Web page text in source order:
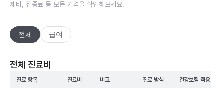
제비, 접종료 등 모든 가격을 확인해보세요.
전체 급여
전체 진료비
진료 항목 진료비 비고 진료 방식 건강보험 적용